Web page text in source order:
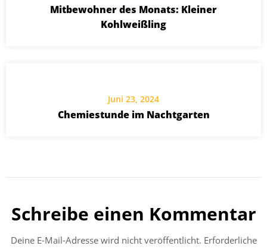
Mitbewohner des Monats: Kleiner
Kohlweißling
Juni 23, 2024
Chemiestunde im Nachtgarten
Schreibe einen Kommentar
Deine E-Mail-Adresse wird nicht veröffentlicht. Erforderliche